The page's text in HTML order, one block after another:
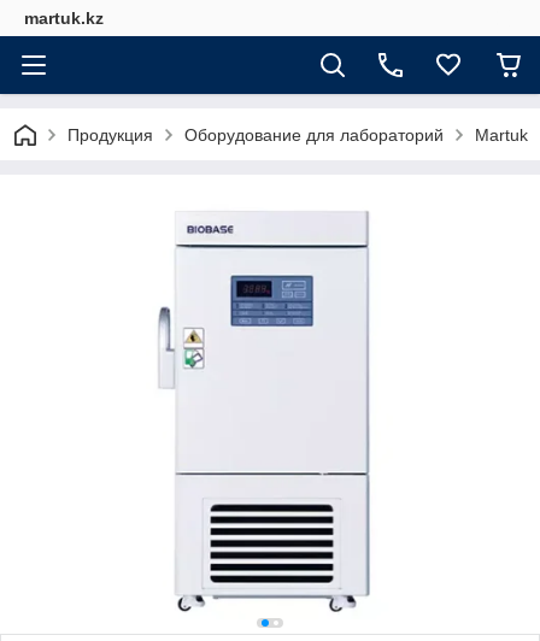
martuk.kz
Продукция Оборудование для лабораторий Martuk